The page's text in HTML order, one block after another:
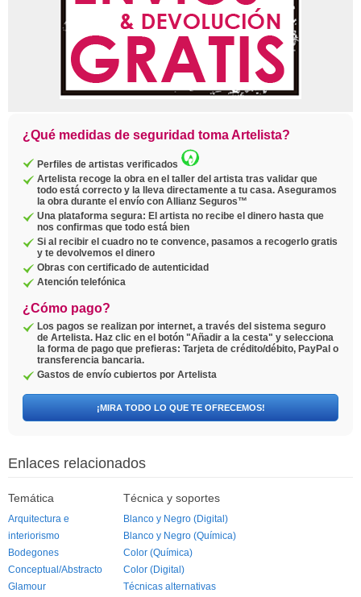
¿Qué medidas de seguridad toma Artelista?
Perfiles de artistas verificados
Artelista recoge la obra en el taller del artista tras validar que
todo está correcto y la lleva directamente a tu casa. Aseguramos
la obra durante el envío con Allianz Seguros™
Una plataforma segura: El artista no recibe el dinero hasta que
nos confirmas que todo está bien
Si al recibir el cuadro no te convence, pasamos a recogerlo gratis
y te devolvemos el dinero
Obras con certificado de autenticidad
Atención telefónica
¿Cómo pago?
Los pagos se realizan por internet, a través del sistema seguro
de Artelista. Haz clic en el botón "Añadir a la cesta" y selecciona
la forma de pago que prefieras: Tarjeta de crédito/débito, PayPal o
transferencia bancaria.
Gastos de envío cubiertos por Artelista
¡MIRA TODO LO QUE TE OFRECEMOS!
Enlaces relacionados
Temática
Arquitectura e
interiorismo
Bodegones
Conceptual/Abstracto
Glamour
Técnica y soportes
Blanco y Negro (Digital)
Blanco y Negro (Química)
Color (Química)
Color (Digital)
Técnicas alternativas